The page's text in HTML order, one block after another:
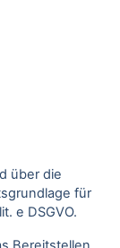
über die
für
e DSGVO.